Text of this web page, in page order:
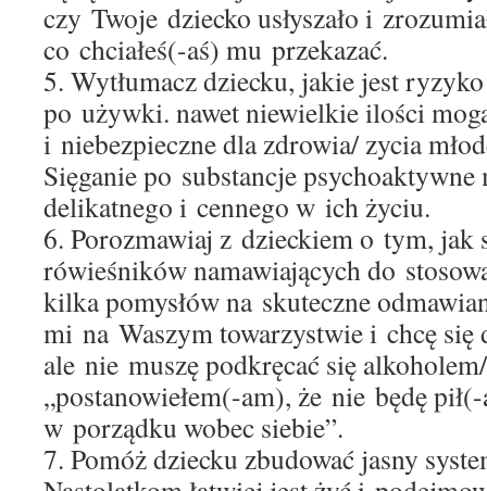
czy Twoje dziecko usłyszało i
co chciałeś(-aś) mu przekazać.
5. Wytłumacz dziecku, jakie jest
po używki. nawet niewielkie ilości
i niebezpieczne dla zdrowia/ zycia
Sięganie po substancje psychoaktywne
delikatnego i cennego w ich życiu.
6. Porozmawiaj z dzieckiem o tym, jak
rówieśników namawiających do
kilka pomysłów na skuteczne
mi na Waszym towarzystwie i chcę się
ale nie muszę podkręcać się
„postanowiełem(-am), że nie będę
w porządku wobec siebie”.
7. Pomóż dziecku zbudować jasny